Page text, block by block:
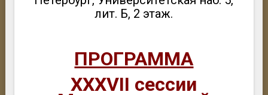
лит. Б, 2 этаж.
ПРОГРАММА
XXXVII сессии